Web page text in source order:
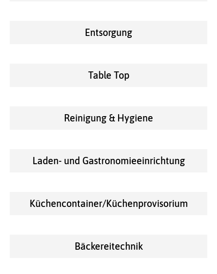
Entsorgung
Table Top
Reinigung & Hygiene
Laden- und Gastronomieeinrichtung
Küchencontainer/Küchenprovisorium
Bäckereitechnik